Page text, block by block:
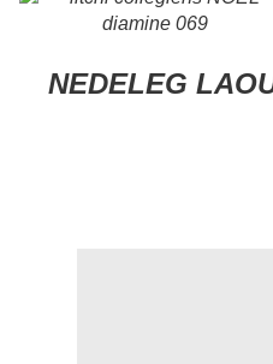
NEDELEG